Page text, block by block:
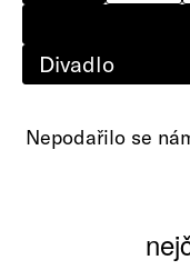
Divadlo
Nepodařilo se